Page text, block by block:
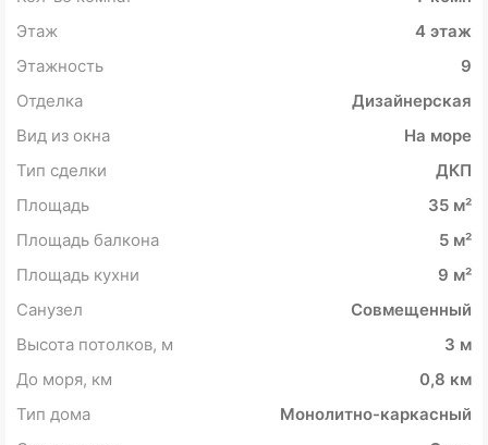
Этаж
4 этаж
Этажность
9
Отделка
Дизайнерская
Вид из окна
На море
Тип сделки
ДКП
Площадь
35 м²
Площадь балкона
5 м²
Площадь кухни
9 м²
Санузел
Совмещенный
Высота потолков, м
3 м
До моря, км
0,8 км
Тип дома
Монолитно-каркасный